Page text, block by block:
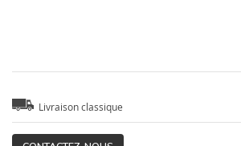
Livraison classique